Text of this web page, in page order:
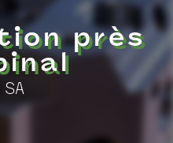
près
SA